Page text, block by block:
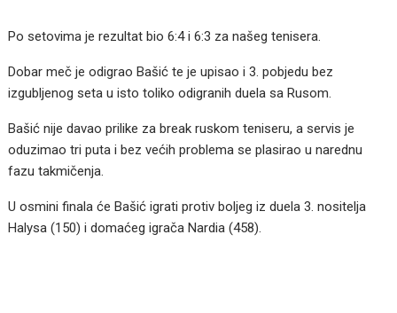
Po setovima je rezultat bio 6:4 i 6:3 za našeg tenisera.
Dobar meč je odigrao Bašić te je upisao i 3. pobjedu bez
izgubljenog seta u isto toliko odigranih duela sa Rusom.
Bašić nije davao prilike za break ruskom teniseru, a servis je
oduzimao tri puta i bez većih problema se plasirao u narednu
fazu takmičenja.
U osmini finala će Bašić igrati protiv boljeg iz duela 3. nositelja
Halysa (150) i domaćeg igrača Nardia (458).